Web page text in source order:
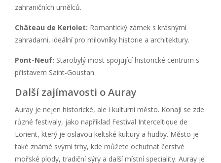
zahraničních umělců.
Château de Keriolet: Romantický zámek s krásnými
zahradami, ideální pro milovníky historie a architektury.
Pont-Neuf: Starobylý most spojující historické centrum s
přístavem Saint-Goustan.
Další zajímavosti o Auray
Auray je nejen historické, ale i kulturní město. Konají se zde
různé festivaly, jako například Festival Interceltique de
Lorient, který je oslavou keltské kultury a hudby. Město je
také známé svými trhy, kde můžete ochutnat čerstvé
mořské plody, tradiční sýry a další místní speciality. Auray je